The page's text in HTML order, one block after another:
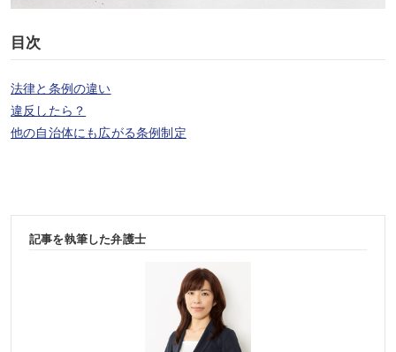
目次
法律と条例の違い
違反したら？
他の自治体にも広がる条例制定
記事を執筆した弁護士